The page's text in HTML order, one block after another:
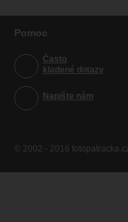
Pomoc
Často
kladené dotazy
Napište nám
© 2002 - 2016